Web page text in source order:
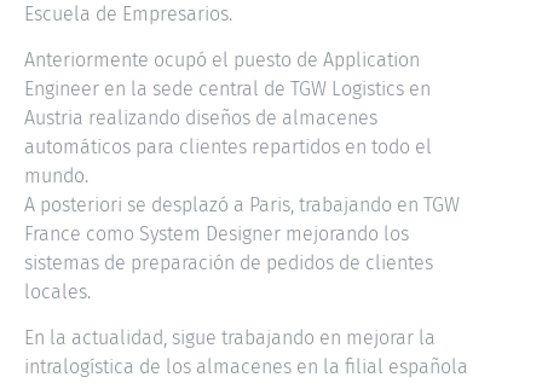
Escuela de Empresarios.
Anteriormente ocupó el puesto de Application
Engineer en la sede central de TGW Logistics en
Austria realizando diseños de almacenes
automáticos para clientes repartidos en todo el
mundo.
A posteriori se desplazó a Paris, trabajando en TGW
France como System Designer mejorando los
sistemas de preparación de pedidos de clientes
locales.
En la actualidad, sigue trabajando en mejorar la
intralogística de los almacenes en la filial española